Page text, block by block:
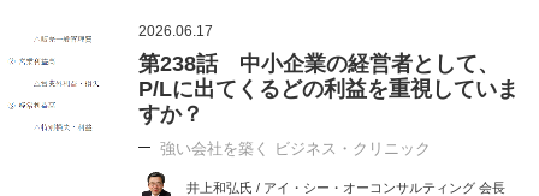
2026.06.17
第238話 中小企業の経営者として、
P/Lに出てくるどの利益を重視していま
すか？
強い会社を築く ビジネス・クリニック
井上和弘氏 / アイ・シー・オーコンサルティング 会長